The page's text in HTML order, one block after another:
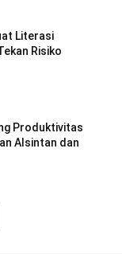
Literasi
Risiko
Produktivitas
Alsintan dan